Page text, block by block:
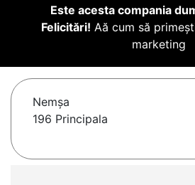
Este acesta compania
Felicitări! Aă cum să
marketing
Nemşa
196 Principala